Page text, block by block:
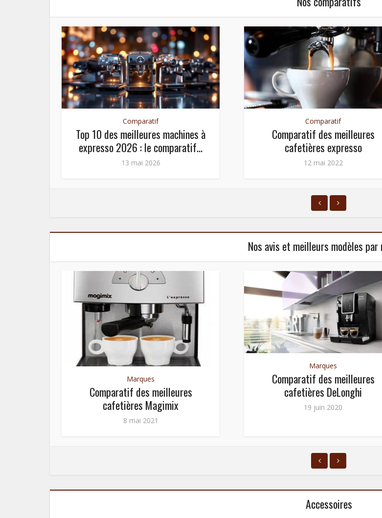
Comparatif
Top 10 des meilleures machines à
expresso 2026 : le comparatif...
13 mai 2026
Comparatif
Comparatif des meilleures
cafetières expresso
12 mai 2022
Nos avis et meilleurs modèles par
Marques
Comparatif des meilleures
cafetières Magimix
8 mai 2021
Marques
Comparatif des meilleures
cafetières DeLonghi
19 juin 2020
Accessoires